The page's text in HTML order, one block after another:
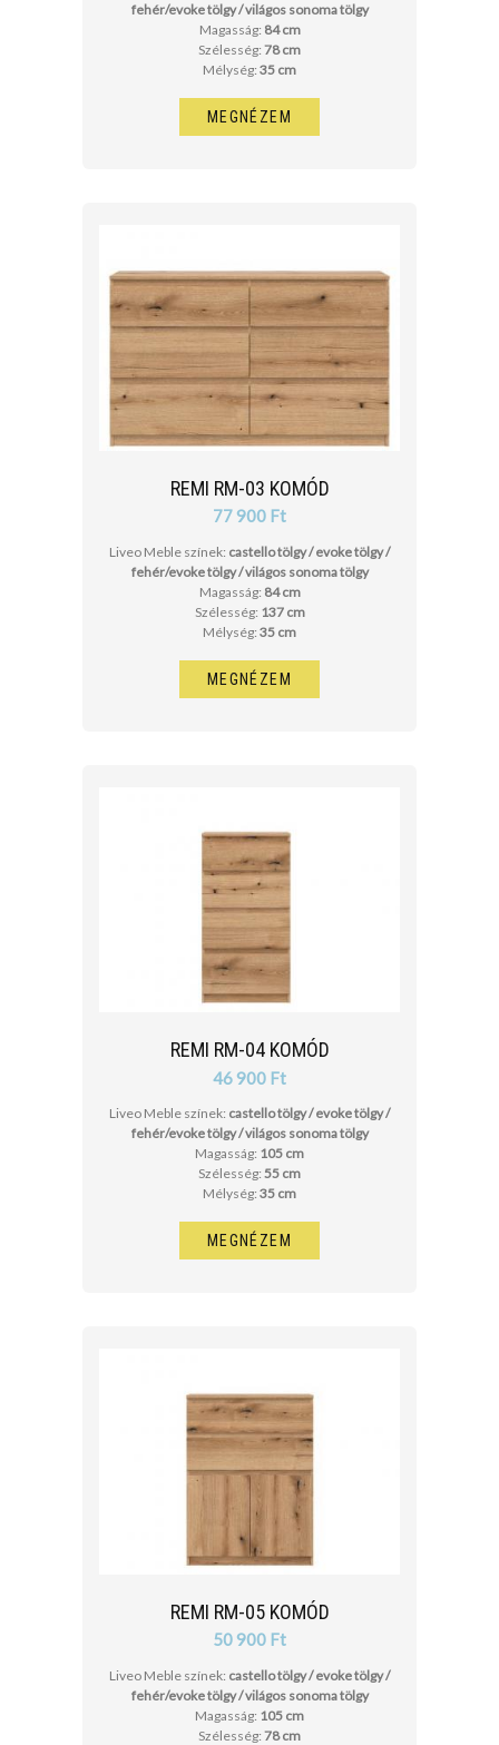
fehér/evoke tölgy / világos sonoma tölgy
Magasság: 84 cm
Szélesség: 78 cm
Mélység: 35 cm
MEGNÉZEM
REMI RM-03 KOMÓD
77 900 Ft
Liveo Meble színek: castello tölgy / evoke tölgy /
fehér/evoke tölgy / világos sonoma tölgy
Magasság: 84 cm
Szélesség: 137 cm
Mélység: 35 cm
MEGNÉZEM
REMI RM-04 KOMÓD
46 900 Ft
Liveo Meble színek: castello tölgy / evoke tölgy /
fehér/evoke tölgy / világos sonoma tölgy
Magasság: 105 cm
Szélesség: 55 cm
Mélység: 35 cm
MEGNÉZEM
REMI RM-05 KOMÓD
50 900 Ft
Liveo Meble színek: castello tölgy / evoke tölgy /
fehér/evoke tölgy / világos sonoma tölgy
Magasság: 105 cm
Szélesség: 78 cm